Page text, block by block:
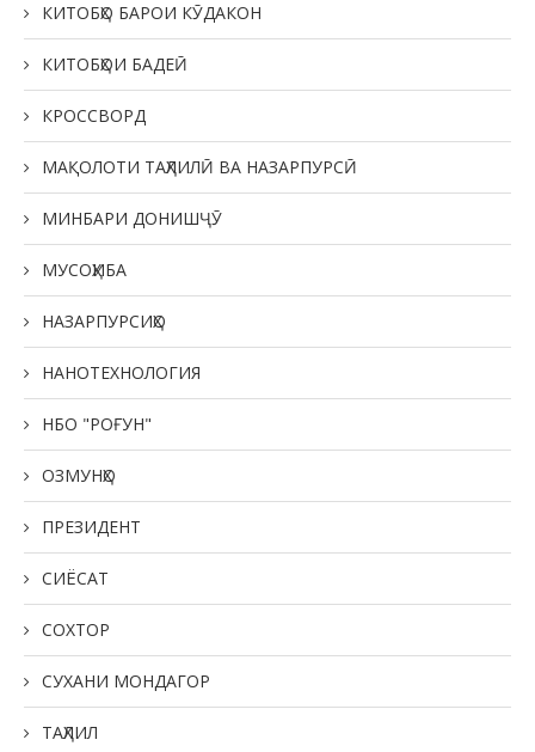
КИТОБҲО БАРОИ КӮДАКОН
КИТОБҲОИ БАДЕӢ
КРОССВОРД
МАҚОЛОТИ ТАҲЛИЛӢ ВА НАЗАРПУРСӢ
МИНБАРИ ДОНИШҶӮ
МУСОҲИБА
НАЗАРПУРСИҲО
НАНОТЕХНОЛОГИЯ
НБО "РОҒУН"
ОЗМУНҲО
ПРЕЗИДЕНТ
СИЁСАТ
СОХТОР
СУХАНИ МОНДАГОР
ТАҲЛИЛ